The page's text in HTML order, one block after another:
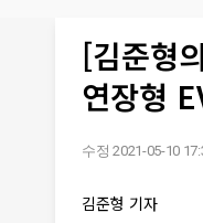
[김준형
연장형
수정 2021-05-10
김준형 기자